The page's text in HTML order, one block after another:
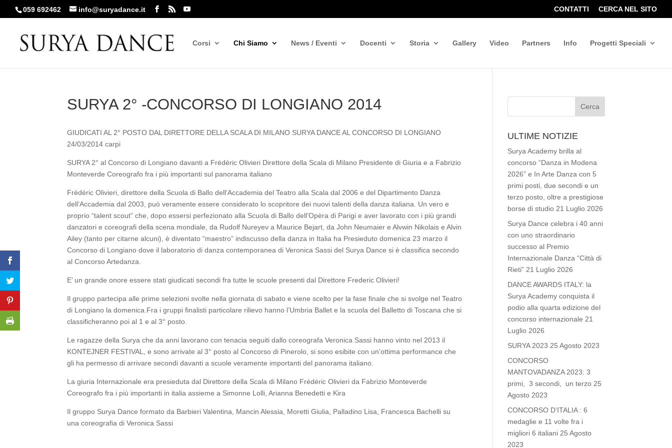
059 692462 info@suryadance.it CONTATTI CERCA NEL SITO
Corsi Chi Siamo News / Eventi Docenti Storia Gallery Video Partners Info Progetti Speciali
SURYA 2° -CONCORSO DI LONGIANO 2014
GIUDICATI AL 2° POSTO DAL DIRETTORE DELLA SCALA DI MILANO SURYA DANCE AL CONCORSO DI LONGIANO
24/03/2014 carpi
SURYA 2° al Concorso di Longiano davanti a Frédéric Olivieri Direttore della Scala di Milano Presidente di Giuria e a Fabrizio
Monteverde Coreografo fra i più importanti sul panorama italiano
Frédéric Olivieri, direttore della Scuola di Ballo dell’Accademia del Teatro alla Scala dal 2006 e del Dipartimento Danza
dell’Accademia dal 2003, può veramente essere considerato lo scopritore dei nuovi talenti della danza italiana. Un vero e
proprio “talent scout” che, dopo essersi perfezionato alla Scuola di Ballo dell’Opèra di Parigi e aver lavorato con i più grandi
danzatori e coreografi della scena mondiale, da Rudolf Nureyev a Maurice Bejart, da John Neumaier e Alvwin Nikolais e Alvin
Ailey (tanto per citarne alcuni), è diventato “maestro” indiscusso della danza in Italia ha Presieduto domenica 23 marzo il
Concorso di Longiano dove il laboratorio di danza contemporanea di Veronica Sassi del Surya Dance si è classifica secondo
al Concorso Artedanza.
E’ un grande onore essere stati giudicati secondi fra tutte le scuole presenti dal Direttore Frederic Olivieri!
Il gruppo partecipa alle prime selezioni svolte nella giornata di sabato e viene scelto per la fase finale che si svolge nel Teatro
di Longiano la domenica.Fra i gruppi finalisti particolare rilievo hanno l’Umbria Ballet e la scuola del Balletto di Toscana che si
classificheranno poi al 1 e al 3° posto.
Le ragazze della Surya che da anni lavorano con tenacia seguiti dallo coreografa Veronica Sassi hanno vinto nel 2013 il
KONTEJNER FESTIVAL, e sono arrivate al 3° posto al Concorso di Pinerolo, si sono esibite con un’ottima performance che
gli ha permesso di arrivare secondi davanti a scuole veramente importanti del panorama italiano.
La giuria Internazionale era presieduta dal Direttore della Scala di Milano Frédéric Olivieri da Fabrizio Monteverde
Coreografo fra i più importanti in italia assieme a Simonne Lolli, Arianna Benedetti e Kira
Il gruppo Surya Dance formato da Barbieri Valentina, Mancin Alessia, Moretti Giulia, Palladino Lisa, Francesca Bachelli su
una coreografia di Veronica Sassi
ULTIME NOTIZIE
Surya Academy brilla al
concorso “Danza in Modena
2026” e In Arte Danza con 5
primi posti, due secondi e un
terzo posto, oltre a prestigiose
borse di studio 21 Luglio 2026
Surya Dance celebra i 40 anni
con uno straordinario
successo al Premio
Internazionale Danza “Città di
Rieti” 21 Luglio 2026
DANCE AWARDS ITALY: la
Surya Academy conquista il
podio alla quarta edizione del
concorso internazionale 21
Luglio 2026
SURYA 2023 25 Agosto 2023
CONCORSO
MANTOVADANZA 2023: 3
primi, 3 secondi, un terzo 25
Agosto 2023
CONCORSO D’ITALIA : 6
medaglie e 11 volte fra i
migliori 6 italiani 25 Agosto
2023